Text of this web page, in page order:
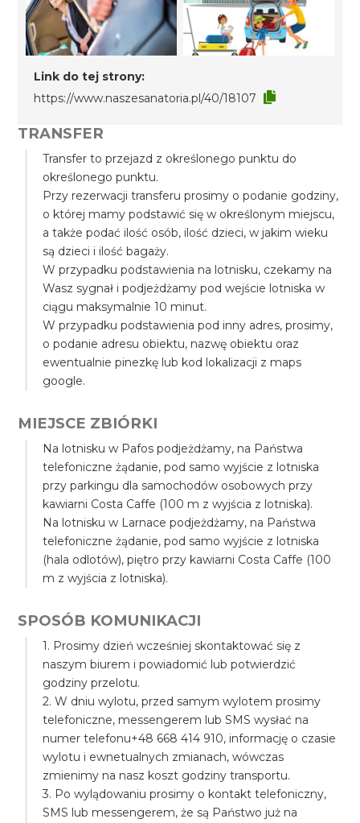
Link do tej strony:
https://www.naszesanatoria.pl/40/18107
TRANSFER
Transfer to przejazd z określonego punktu do
określonego punktu.
Przy rezerwacji transferu prosimy o podanie godziny,
o której mamy podstawić się w określonym miejscu,
a także podać ilość osób, ilość dzieci, w jakim wieku
są dzieci i ilość bagaży.
W przypadku podstawienia na lotnisku, czekamy na
Wasz sygnał i podjeżdżamy pod wejście lotniska w
ciągu maksymalnie 10 minut.
W przypadku podstawienia pod inny adres, prosimy,
o podanie adresu obiektu, nazwę obiektu oraz
ewentualnie pinezkę lub kod lokalizacji z maps
google.
MIEJSCE ZBIÓRKI
Na lotnisku w Pafos podjeżdżamy, na Państwa
telefoniczne żądanie, pod samo wyjście z lotniska
przy parkingu dla samochodów osobowych przy
kawiarni Costa Caffe (100 m z wyjścia z lotniska).
Na lotnisku w Larnace podjeżdżamy, na Państwa
telefoniczne żądanie, pod samo wyjście z lotniska
(hala odlotów), piętro przy kawiarni Costa Caffe (100
m z wyjścia z lotniska).
SPOSÓB KOMUNIKACJI
1. Prosimy dzień wcześniej skontaktować się z
naszym biurem i powiadomić lub potwierdzić
godziny przelotu.
2. W dniu wylotu, przed samym wylotem prosimy
telefoniczne, messengerem lub SMS wysłać na
numer telefonu+48 668 414 910, informację o czasie
wylotu i ewnetualnych zmianach, wówczas
zmienimy na nasz koszt godziny transportu.
3. Po wylądowaniu prosimy o kontakt telefoniczny,
SMS lub messengerem, że są Państwo już na